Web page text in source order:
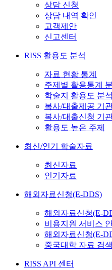
상담 신청
상담 내역 확인
고객제안
신고센터
RISS 활용도 분석
자료 현황 통계
주제별 활용통계
학술지 활용도 분석
복사/대출제공 기
복사/대출신청 기
활용도 높은 주제
최신/인기 학술자료
최신자료
인기자료
해외자료신청(E-DDS)
해외자료신청(E-
비용지원 서비스
해외자료신청(E-
중국대학 자료 검색
RISS API 센터